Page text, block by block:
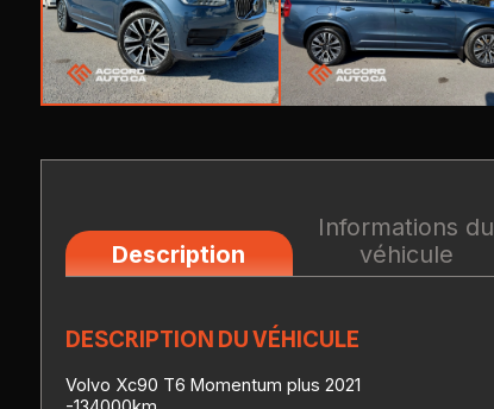
Description
Informations du
véhicule
DESCRIPTION DU VÉHICULE
Volvo Xc90 T6 Momentum plus 2021